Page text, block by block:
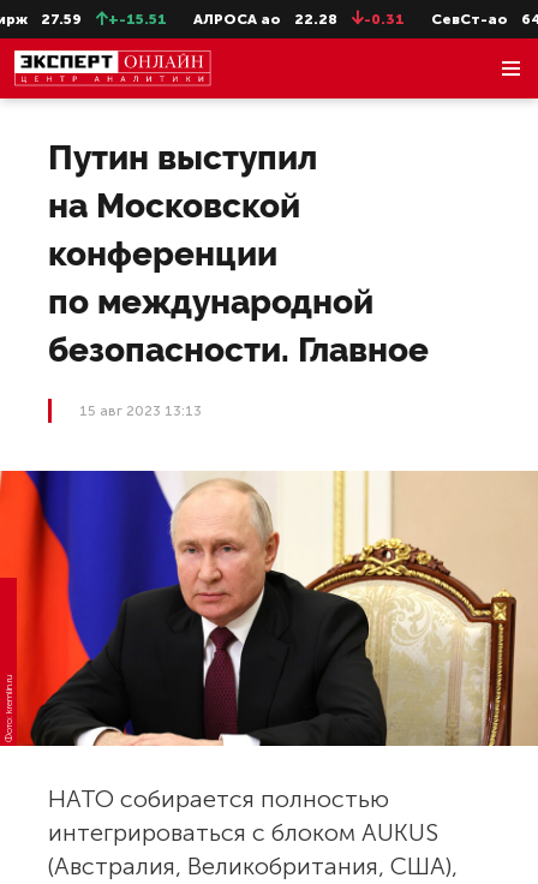
27.59 +-15.51 АЛРОСА ао 22.28 -0.31 СевСт-ао 647.2
Путин выступил
на Московской
конференции
по международной
безопасности. Главное
15 авг 2023 13:13
Фото: kremlin.ru
НАТО собирается полностью
интегрироваться с блоком AUKUS
(Австралия, Великобритания, США),